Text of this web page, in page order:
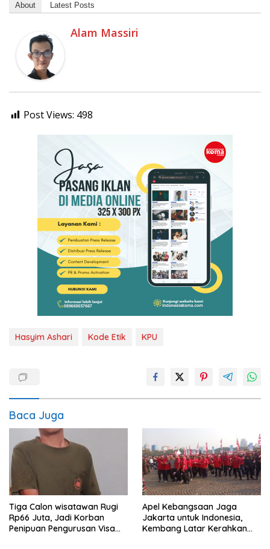
About Latest Posts
Alam Massiri
Post Views: 498
Hasyim Ashari Kode Etik KPU
Baca Juga
Tiga Calon wisatawan Rugi
Rp66 Juta, Jadi Korban
Penipuan Pengurusan Visa
Apel Kebangsaan Jaga
Jakarta untuk Indonesia,
Kembang Latar Kerahkan